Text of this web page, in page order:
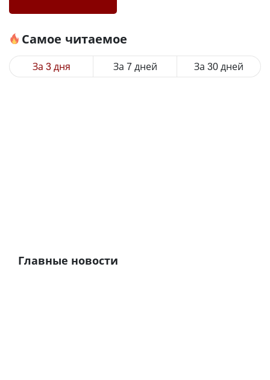
Самое читаемое
За 3 дня За 7 дней За 30 дней
Главные новости